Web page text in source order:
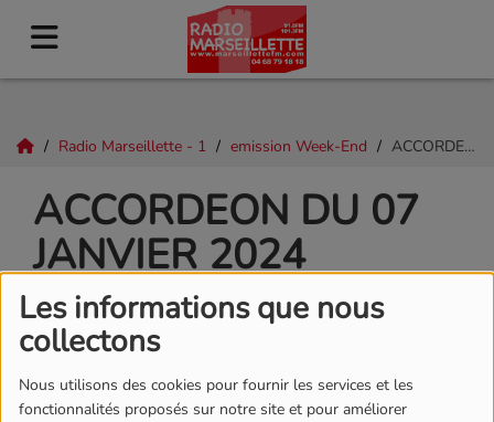
Les informations que nous
collectons
Nous utilisons des cookies pour fournir les services et les
fonctionnalités proposés sur notre site et pour améliorer
Radio Marseillette - 1 emission Week-End ACCORDEON DU 07 JANVIER 2024
ACCORDEON DU 07
JANVIER 2024